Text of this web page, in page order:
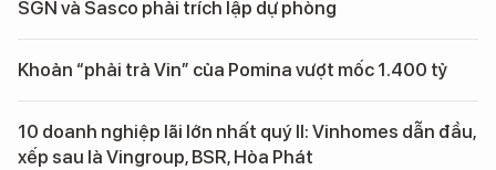
SGN và Sasco phải trích lập dự phòng
Khoản “phải trả Vin” của Pomina vượt mốc 1.400 tỷ
10 doanh nghiệp lãi lớn nhất quý II: Vinhomes dẫn đầu,
xếp sau là Vingroup, BSR, Hòa Phát